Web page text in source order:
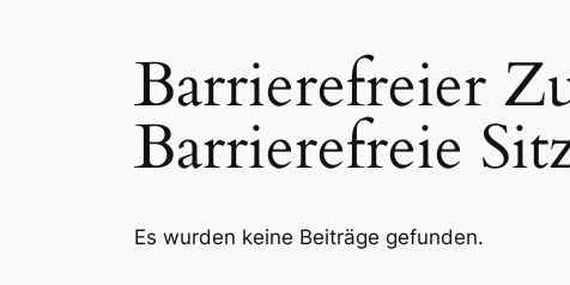
Barrierefreier
Barrierefreie
Es wurden keine Beiträge gefunden.